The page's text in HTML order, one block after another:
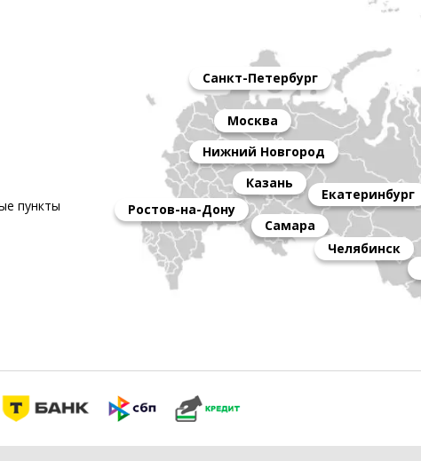
пункты
Санкт-Петербург
Москва
Нижний Новгород
Казань
Екатеринбург
Ростов-на-Дону
Самара
Челябинск